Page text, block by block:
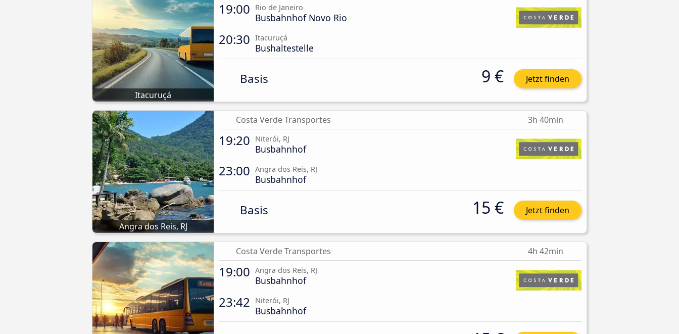
Itacuruçá
19:00 Rio de Janeiro
Busbahnhof Novo Rio
20:30 Itacuruçá
Bushaltestelle
Basis 9 € Jetzt finden
Angra dos Reis, RJ
Costa Verde Transportes 3h 40min
19:20 Niterói, RJ
Busbahnhof
23:00 Angra dos Reis, RJ
Busbahnhof
Basis 15 € Jetzt finden
Costa Verde Transportes 4h 42min
19:00 Angra dos Reis, RJ
Busbahnhof
23:42 Niterói, RJ
Busbahnhof